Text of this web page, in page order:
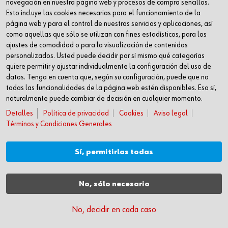
Inc. Reg. Merc. de Barcelona
Tomo 31268
Folio 81
Hoja B-192462 Incscrip. 1a
CIF – A61818670
T +34 938.602.110
F +34 938.643.332
industria@wurth-industria.es
SÍGUENOS
Linkedin
YouTube
MÁS INFORMACIÓN
Noticias
navegación en nuestra página web y procesos de compra sencillos.
Esto incluye las cookies necesarias para el funcionamiento de la
página web y para el control de nuestros servicios y aplicaciones, así
como aquellas que sólo se utilizan con fines estadísticos, para los
ajustes de comodidad o para la visualización de contenidos
personalizados. Usted puede decidir por sí mismo qué categorías
quiere permitir y ajustar individualmente la configuración del uso de
datos. Tenga en cuenta que, según su configuración, puede que no
todas las funcionalidades de la página web estén disponibles. Eso sí,
naturalmente puede cambiar de decisión en cualquier momento.
Detalles
Política de privacidad Cookies
Aviso legal
Términos y Condiciones Generales
Sí, permitirlas todas
No, sólo necesario
No, decidir en cada caso